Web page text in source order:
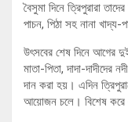
বৈসুমা দিনে ত্রিপুরারা
পাচন, পিঠা সহ নানা
উৎসবের শেষ দিনে আগের
মাতা-পিতা, দাদা-
দান করা হয়। এদিন
আয়োজন চলে। বিশেষ করে